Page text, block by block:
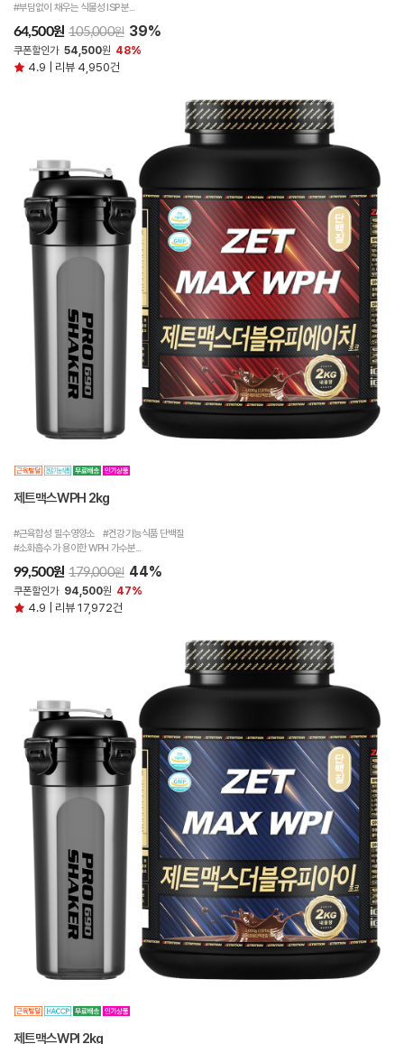
#부담없이 채우는 식물성 ISP 분...
64,500원 105,000원 39%
쿠폰할인가 54,500원 48%
4.9 | 리뷰 4,950건
제트맥스WPH 2kg
#근육합성 필수영양소 #건강기능식품 단백질
#소화흡수가 용이한 WPH 가수분...
99,500원 179,000원 44%
쿠폰할인가 94,500원 47%
4.9 | 리뷰 17,972건
제트맥스WPI 2kg